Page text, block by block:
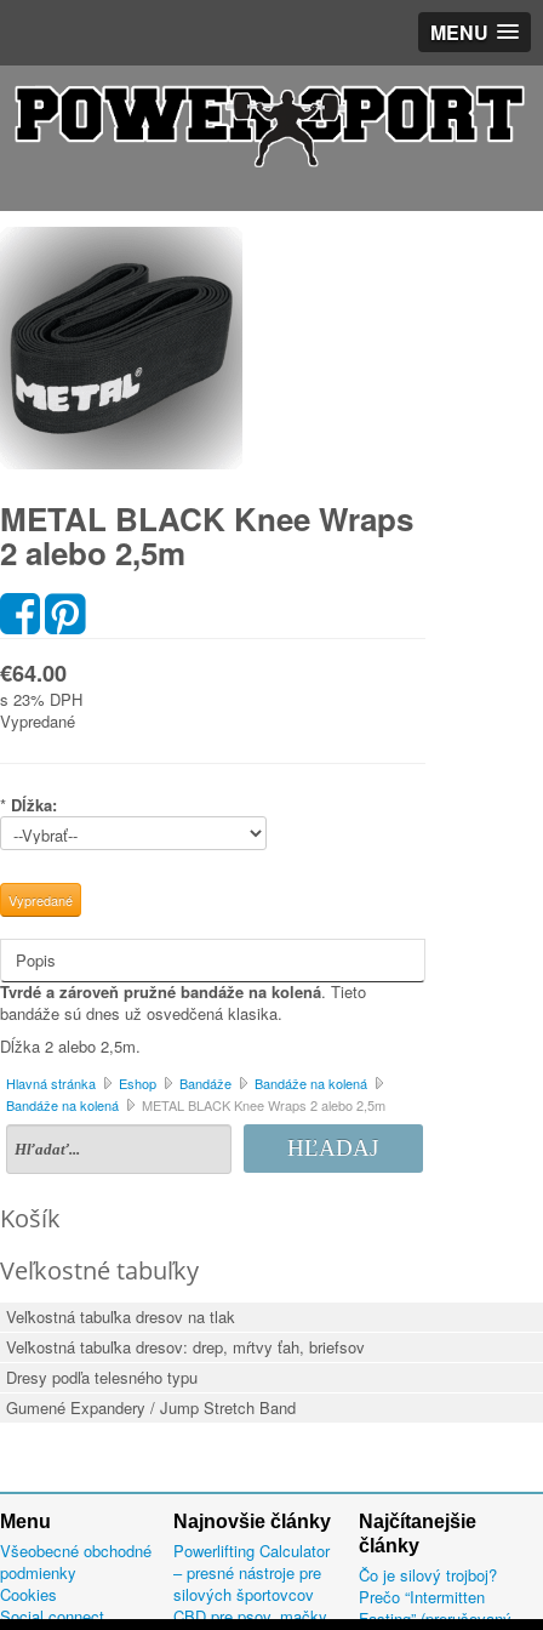
MENU
METAL BLACK Knee Wraps
2 alebo 2,5m
€64.00
s 23% DPH
Vypredané
* Dĺžka:
Popis
Tvrdé a zároveň pružné bandáže na kolená. Tieto
bandáže sú dnes už osvedčená klasika.
Dĺžka 2 alebo 2,5m.
Hlavná stránka Eshop Bandáže
Bandáže na kolená
Bandáže na kolená
METAL BLACK Knee Wraps 2 alebo 2,5m
HĽADAJ
Košík
Veľkostné tabuľky
Veľkostná tabuľka dresov na tlak
Veľkostná tabuľka dresov: drep, mŕtvy ťah, briefsov
Dresy podľa telesného typu
Gumené Expandery / Jump Stretch Band
Menu
Všeobecné obchodné
podmienky
Cookies
Social connect
Najnovšie články
Powerlifting Calculator
– presné nástroje pre
silových športovcov
CBD pre psov, mačky
Najčítanejšie
články
Čo je silový trojboj?
Prečo “Intermitten
Fasting” (prerušovaný